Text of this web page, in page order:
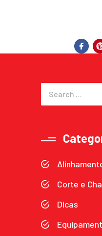
Corte e
Dicas